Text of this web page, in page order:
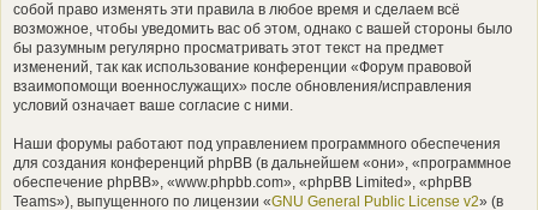
собой право изменять эти правила в любое время и сделаем всё
возможное, чтобы уведомить вас об этом, однако с вашей стороны было
бы разумным регулярно просматривать этот текст на предмет
изменений, так как использование конференции «Форум правовой
взаимопомощи военнослужащих» после обновления/исправления
условий означает ваше согласие с ними.
Наши форумы работают под управлением программного обеспечения
для создания конференций phpBB (в дальнейшем «они», «программное
обеспечение phpBB», «www.phpbb.com», «phpBB Limited», «phpBB
Teams»), выпущенного по лицензии «GNU General Public License v2» (в